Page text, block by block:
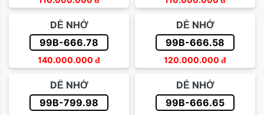
DỄ NHỚ
99B-666.78
140.000.000 đ
DỄ NHỚ
99B-666.58
120.000.000 đ
DỄ NHỚ
99B-799.98
DỄ NHỚ
99B-666.65